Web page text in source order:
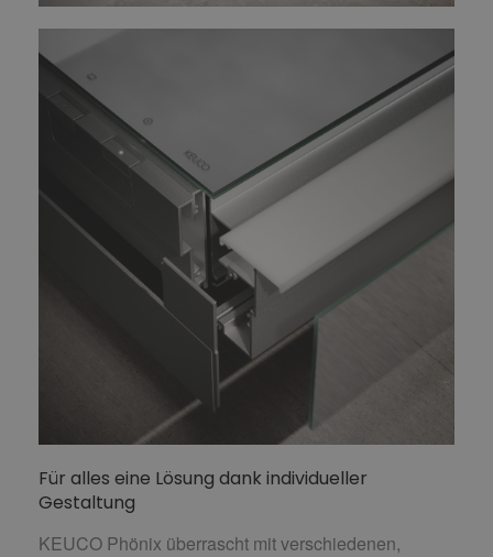
Für alles eine Lösung dank individueller
Gestaltung
KEUCO Phönix überrascht mit verschiedenen,